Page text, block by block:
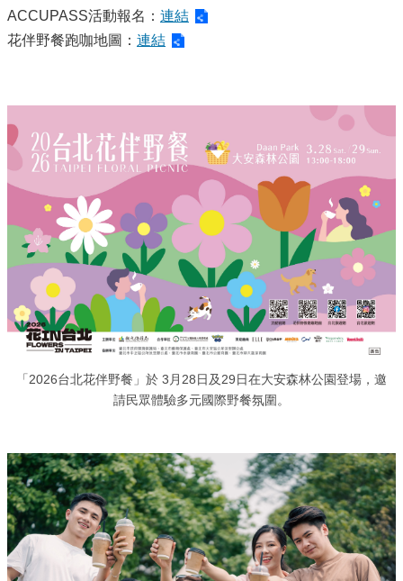
ACCUPASS活動報名： 連結
花伴野餐跑咖地圖： 連結
「2026台北花伴野餐」於 3月28日及29日在大安森林公園登場，邀
請民眾體驗多元國際野餐氛圍。